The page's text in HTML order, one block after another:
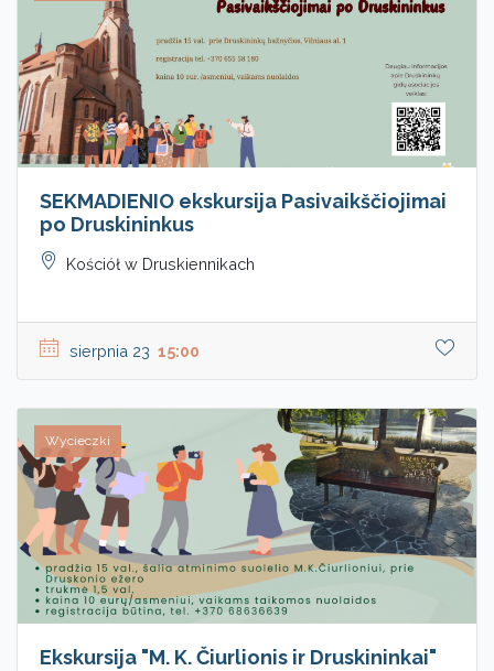
SEKMADIENIO ekskursija Pasivaikščiojimai
po Druskininkus
Kościół w Druskiennikach
sierpnia 23 15:00
Wycieczki
Ekskursija "M. K. Čiurlionis ir Druskininkai"